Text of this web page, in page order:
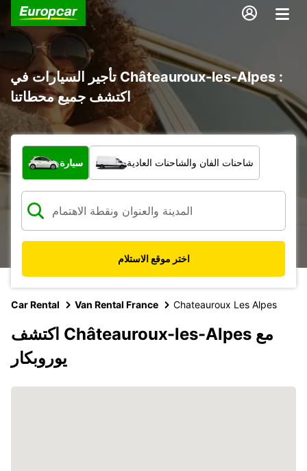
تأجير السيارات في Châteauroux-les-Alpes :
اكتشف جميع محطاتنا
ما نوع المركبة؟
سيارة شاحنات الفان والشاحنات العادية
اختر موقع الاستلام
Car Rental Van Rental France Chateauroux Les Alpes
اكتشف Châteauroux-les-Alpes مع
يوروبكار